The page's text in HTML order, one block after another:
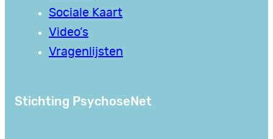
Sociale Kaart
Video’s
Vragenlijsten
Stichting PsychoseNet